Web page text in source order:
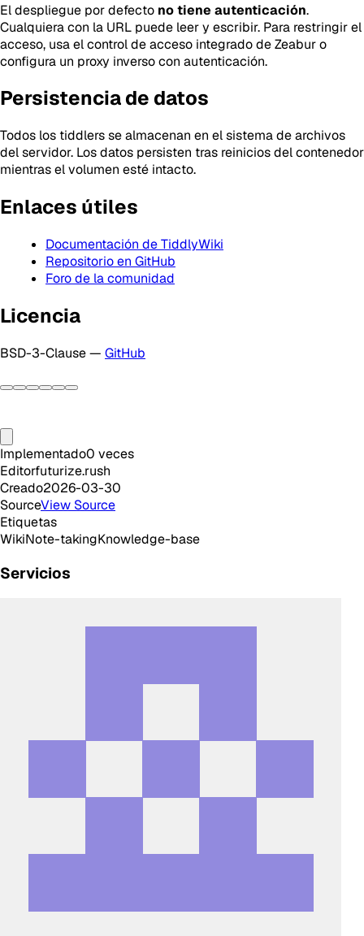
El despliegue por defecto no tiene autenticación.
Cualquiera con la URL puede leer y escribir. Para restringir el
acceso, usa el control de acceso integrado de Zeabur o
configura un proxy inverso con autenticación.
Persistencia de datos
Todos los tiddlers se almacenan en el sistema de archivos
del servidor. Los datos persisten tras reinicios del contenedor
mientras el volumen esté intacto.
Enlaces útiles
Documentación de TiddlyWiki
Repositorio en GitHub
Foro de la comunidad
Licencia
BSD-3-Clause — GitHub
Implementado0 veces
Editorfuturize.rush
Creado2026-03-30
SourceView Source
Etiquetas
WikiNote-takingKnowledge-base
Servicios